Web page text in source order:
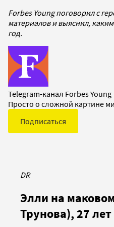
Forbes Young поговорил с
материалов и выяснил,
год.
Telegram-канал Forbes Young
Просто о сложной картине
Подписаться
DR
Элли на
Трунова), 27